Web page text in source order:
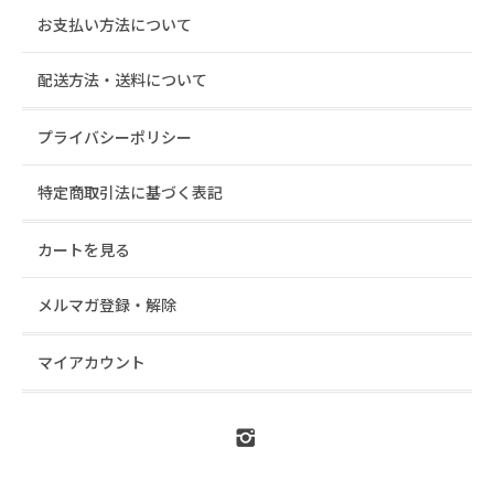
お支払い方法について
配送方法・送料について
プライバシーポリシー
特定商取引法に基づく表記
カートを見る
メルマガ登録・解除
マイアカウント